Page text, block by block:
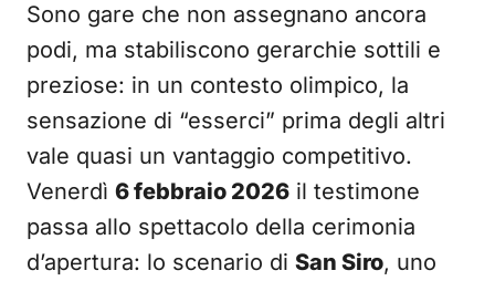
Sono gare che non assegnano ancora
podi, ma stabiliscono gerarchie sottili e
preziose: in un contesto olimpico, la
sensazione di “esserci” prima degli altri
vale quasi un vantaggio competitivo.
Venerdì 6 febbraio 2026 il testimone
passa allo spettacolo della cerimonia
d’apertura: lo scenario di San Siro, uno